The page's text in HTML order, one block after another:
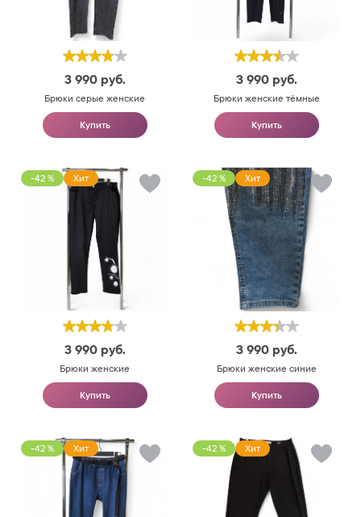
3 990 руб.
Брюки серые женские
Купить
3 990 руб.
Брюки женские тёмные
Купить
-42 % Хит
3 990 руб.
Брюки женские
Купить
-42 % Хит
3 990 руб.
Брюки женские синие
Купить
-42 % Хит -42 % Хит